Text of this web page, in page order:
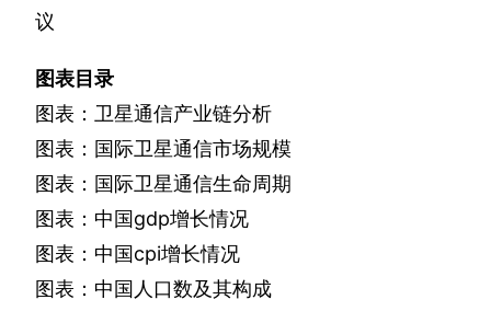
议
图表目录
图表：卫星通信产业链分析
图表：国际卫星通信市场规模
图表：国际卫星通信生命周期
图表：中国gdp增长情况
图表：中国cpi增长情况
图表：中国人口数及其构成